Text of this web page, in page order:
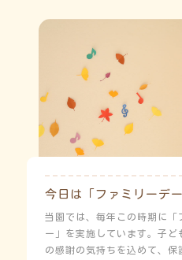
今日は「ファミリーデ
当園では、毎年この時期に「
ー」を実施しています。子ど
の感謝の気持ちを込めて、保